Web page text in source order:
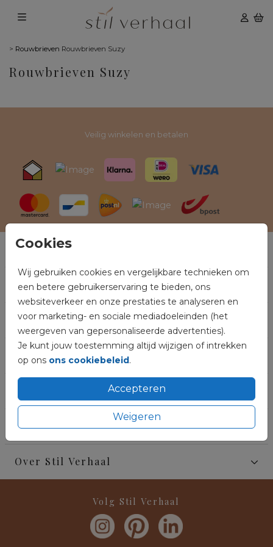
Cookies
Wij gebruiken cookies en vergelijkbare technieken om
een betere gebruikerservaring te bieden, ons
websiteverkeer en onze prestaties te analyseren en
voor marketing- en sociale mediadoeleinden (het
weergeven van gepersonaliseerde advertenties).
Je kunt jouw toestemming altijd wijzigen of intrekken
op ons ons cookiebeleid.
Accepteren
Weigeren
> Rouwbrieven Rouwbrieven Suzy
Rouwbrieven Suzy
Veilig winkelen en betalen
Rouwkaarten
Meer rouwdrukwerk
Herinneringsproducten
Tekstinspiratie
Klantenservice
Over Stil Verhaal
Volg Stil Verhaal